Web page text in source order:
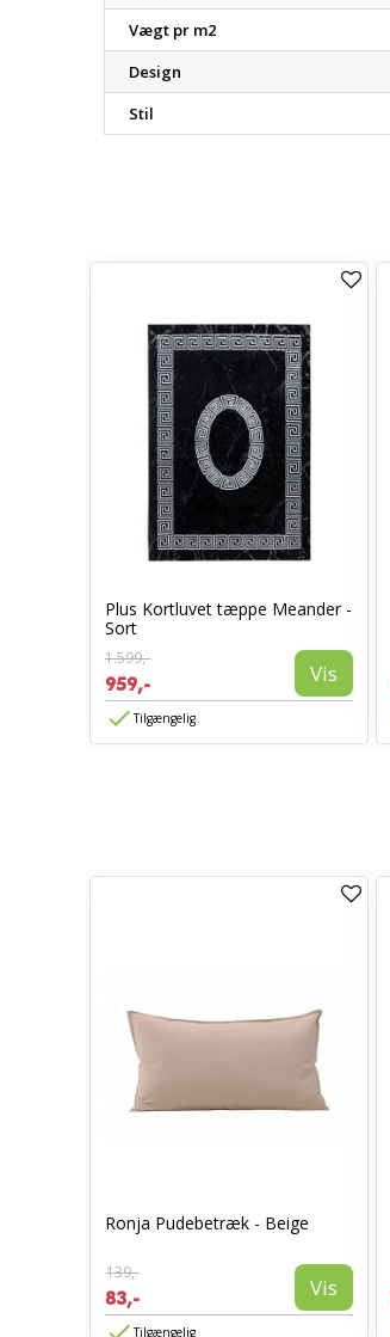
Vægt pr m2
Design
Stil
Plus Kortluvet tæppe Meander -
Sort
1.599,-
959,- Vis
Tilgængelig
Ronja Pudebetræk - Beige
139,-
83,- Vis
Tilgængelig